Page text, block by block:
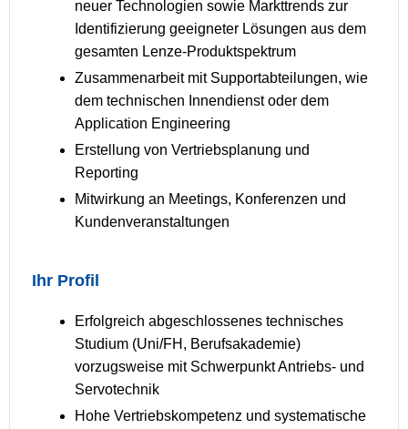
neuer Technologien sowie Markttrends zur
Identifizierung geeigneter Lösungen aus dem
gesamten Lenze-Produktspektrum
Zusammenarbeit mit Supportabteilungen, wie
dem technischen Innendienst oder dem
Application Engineering
Erstellung von Vertriebsplanung und
Reporting
Mitwirkung an Meetings, Konferenzen und
Kundenveranstaltungen
Ihr Profil
Erfolgreich abgeschlossenes technisches
Studium (Uni/FH, Berufsakademie)
vorzugsweise mit Schwerpunkt Antriebs- und
Servotechnik
Hohe Vertriebskompetenz und systematische